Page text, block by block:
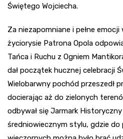
Świętego Wojciecha.
Za niezapomniane i pełne
życiorysie Patrona Opola
Tańca i Ruchu z Ogniem
dał początek hucznej celebracji
Wielobarwny pochód przeszedł
docierając aż do zielonych
odbywał się Jarmark
średniowiecznym stylu, gdzie